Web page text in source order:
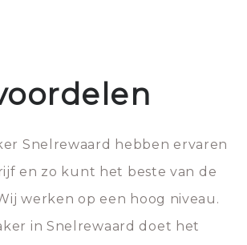
Snelrewaard hebben ervaren
en zo kunt het beste van de
werken op een hoog niveau.
in Snelrewaard doet het